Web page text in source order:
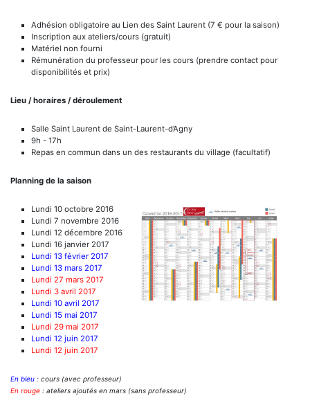
Adhésion obligatoire au Lien des Saint Laurent (7 € pour la saison)
Inscription aux ateliers/cours (gratuit)
Matériel non fourni
Rémunération du professeur pour les cours (prendre contact pour
disponibilités et prix)
Lieu / horaires / déroulement
Salle Saint Laurent de Saint-Laurent-d’Agny
9h - 17h
Repas en commun dans un des restaurants du village (facultatif)
Planning de la saison
Lundi 10 octobre 2016
Lundi 7 novembre 2016
Lundi 12 décembre 2016
Lundi 16 janvier 2017
Lundi 13 février 2017
Lundi 13 mars 2017
Lundi 27 mars 2017
Lundi 3 avril 2017
Lundi 10 avril 2017
Lundi 15 mai 2017
Lundi 29 mai 2017
Lundi 12 juin 2017
Lundi 12 juin 2017
En bleu : cours (avec professeur)
En rouge : ateliers ajoutés en mars (sans professeur)